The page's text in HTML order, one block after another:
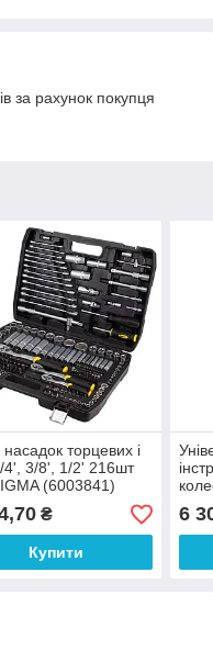
за рахунок покупця
насадок торцевих і
4', 3/8', 1/2' 216шт
(6003841)
₴
Купити
6